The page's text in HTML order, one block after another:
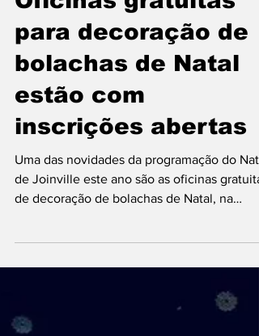
joinvilleinformaco
6 de dez. de 2023
Oficinas gratuitas
para decoração de
bolachas de Natal
estão com
inscrições abertas